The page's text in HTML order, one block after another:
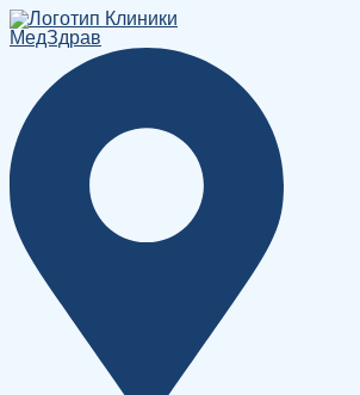
Перейти
к
содержимому